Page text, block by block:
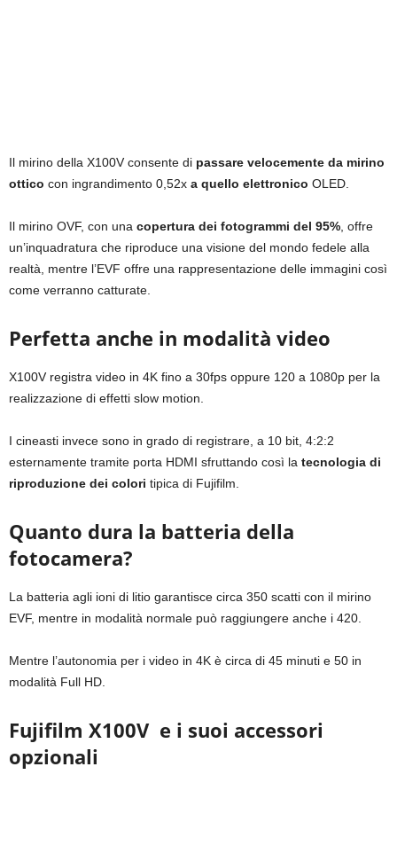
Il mirino della X100V consente di passare velocemente da mirino
ottico con ingrandimento 0,52x a quello elettronico OLED.
Il mirino OVF, con una copertura dei fotogrammi del 95% , offre
un’inquadratura che riproduce una visione del mondo fedele alla
realtà, mentre l’EVF offre una rappresentazione delle immagini così
come verranno catturate.
Perfetta anche in modalità video
X100V registra video in 4K fino a 30fps oppure 120 a 1080p per la
realizzazione di effetti slow motion.
I cineasti invece sono in grado di registrare, a 10 bit, 4:2:2
esternamente tramite porta HDMI sfruttando così la tecnologia di
riproduzione dei colori tipica di Fujifilm.
Quanto dura la batteria della
fotocamera?
La batteria agli ioni di litio garantisce circa 350 scatti con il mirino
EVF, mentre in modalità normale può raggiungere anche i 420.
Mentre l’autonomia per i video in 4K è circa di 45 minuti e 50 in
modalità Full HD.
Fujifilm X100V e i suoi accessori
opzionali